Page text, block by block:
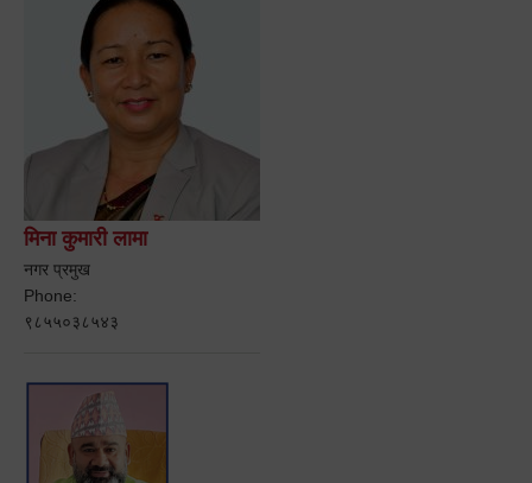
मिना कुमारी लामा
नगर प्रमुख
Phone:
९८५५०३८५४३